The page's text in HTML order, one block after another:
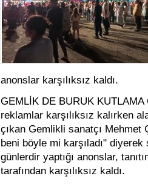
anonslar karşılıksız kaldı.
GEMLİK DE BURUK
reklamlar karşılıksız kalırken
çıkan Gemlikli sanatçı Mehmet
beni böyle mi karşıladı"
günlerdir yaptığı anonslar,
tarafından karşılıksız kaldı.